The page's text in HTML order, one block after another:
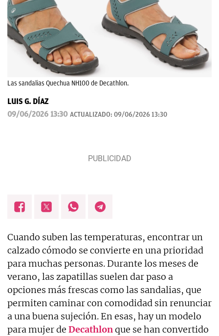
Las sandalias Quechua NH100 de Decathlon.
LUIS G. DÍAZ
09/06/2026 13:30 ACTUALIZADO: 09/06/2026 13:30
Cuando suben las temperaturas, encontrar un
calzado cómodo se convierte en una prioridad
para muchas personas. Durante los meses de
verano, las zapatillas suelen dar paso a
opciones más frescas como las sandalias, que
permiten caminar con comodidad sin renunciar
a una buena sujeción. En esas, hay un modelo
para mujer de Decathlonque se han convertido